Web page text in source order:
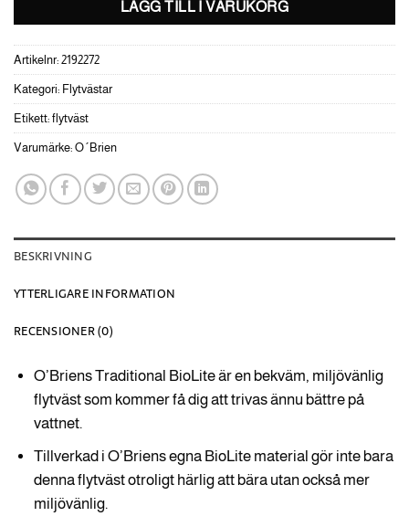
LÄGG TILL I VARUKORG
Artikelnr: 2192272
Kategori: Flytvästar
Etikett: flytväst
Varumärke: O´Brien
BESKRIVNING
YTTERLIGARE INFORMATION
RECENSIONER (0)
O’Briens Traditional BioLite är en bekväm, miljövänlig
flytväst som kommer få dig att trivas ännu bättre på
vattnet.
Tillverkad i O’Briens egna BioLite material gör inte bara
denna flytväst otroligt härlig att bära utan också mer
miljövänlig.